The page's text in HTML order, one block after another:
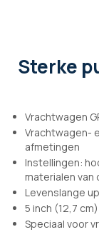
Sterke
Vrachtwagen
Vrachtwagen-
afmetingen
Instellingen:
materialen van
Levenslange
5 inch (12,7
Speciaal voor